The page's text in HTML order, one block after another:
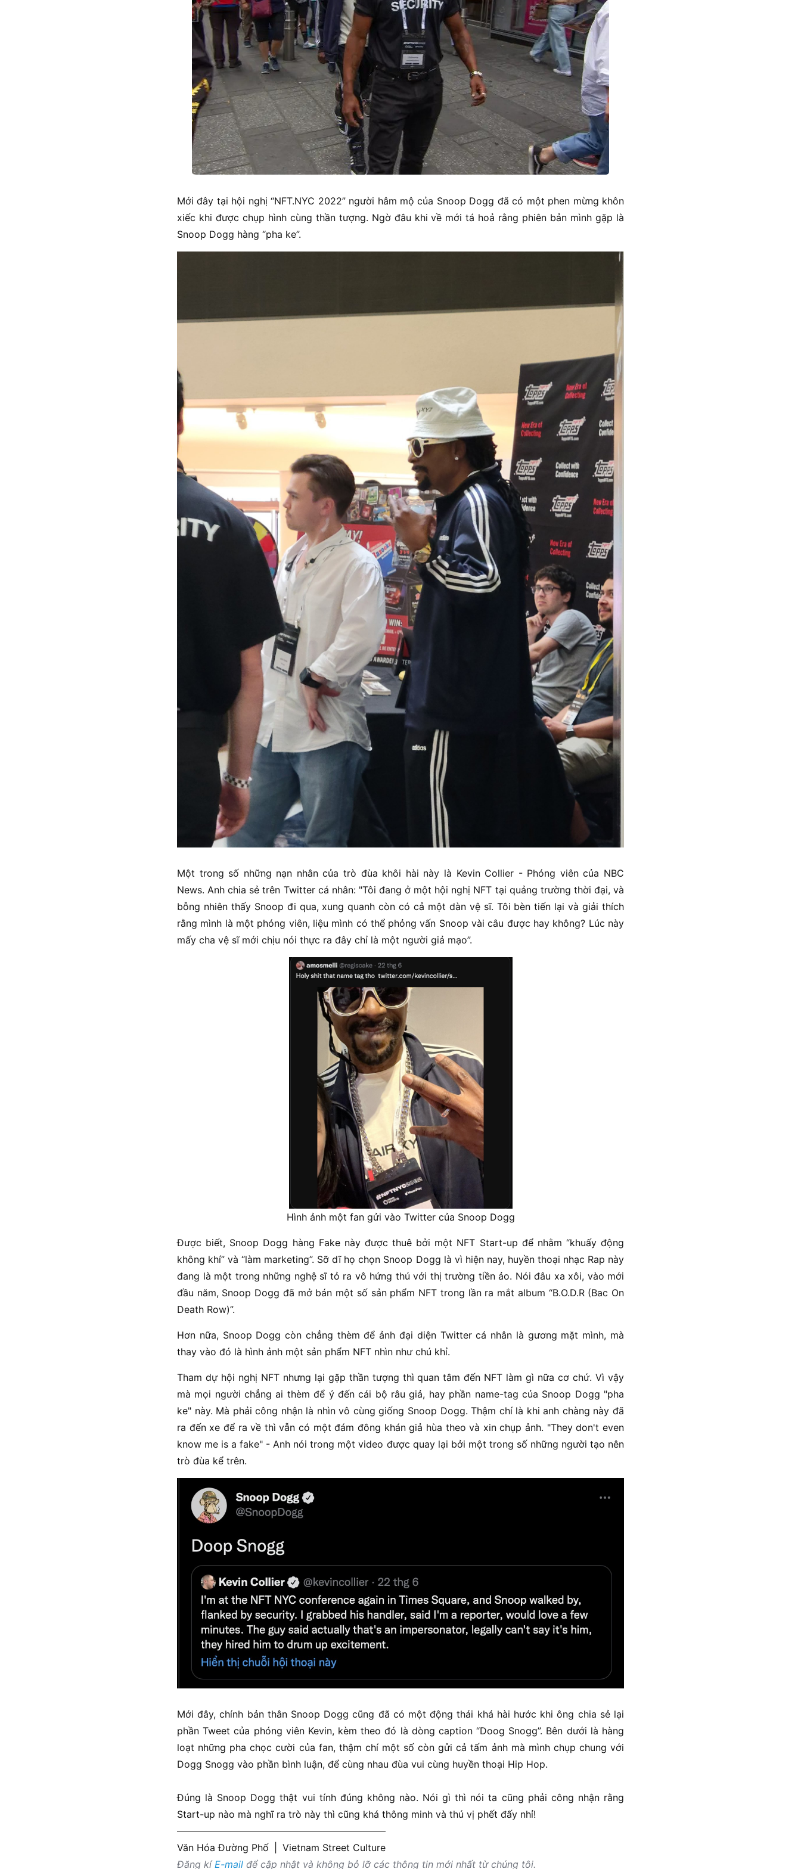
Mới đây tại hội nghị “NFT.NYC 2022” người hâm mộ của Snoop Dogg đã có một phen mừng khôn
xiếc khi được chụp hình cùng thần tượng. Ngờ đâu khi về mới tá hoả rằng phiên bản mình gặp là
Snoop Dogg hàng “pha ke”.
Một trong số những nạn nhân của trò đùa khôi hài này là Kevin Collier - Phóng viên của NBC
News. Anh chia sẻ trên Twitter cá nhân: "Tôi đang ở một hội nghị NFT tại quảng trường thời đại, và
bỗng nhiên thấy Snoop đi qua, xung quanh còn có cả một dàn vệ sĩ. Tôi bèn tiến lại và giải thích
rằng mình là một phóng viên, liệu mình có thể phỏng vấn Snoop vài câu được hay không? Lúc này
mấy cha vệ sĩ mới chịu nói thực ra đây chỉ là một người giả mạo”.
Hình ảnh một fan gửi vào Twitter của Snoop Dogg
Được biết, Snoop Dogg hàng Fake này được thuê bởi một NFT Start-up để nhằm “khuấy động
không khí” và “làm marketing”. Sỡ dĩ họ chọn Snoop Dogg là vì hiện nay, huyền thoại nhạc Rap này
đang là một trong những nghệ sĩ tỏ ra vô hứng thú với thị trường tiền ảo. Nói đâu xa xôi, vào mới
đầu năm, Snoop Dogg đã mở bán một số sản phẩm NFT trong lần ra mắt album “B.O.D.R (Bac On
Death Row)”.
Hơn nữa, Snoop Dogg còn chẳng thèm để ảnh đại diện Twitter cá nhân là gương mặt mình, mà
thay vào đó là hình ảnh một sản phẩm NFT nhìn như chú khỉ.
Tham dự hội nghị NFT nhưng lại gặp thần tượng thì quan tâm đến NFT làm gì nữa cơ chứ. Vì vậy
mà mọi người chẳng ai thèm để ý đến cái bộ râu giả, hay phần name-tag của Snoop Dogg "pha
ke" này. Mà phải công nhận là nhìn vô cùng giống Snoop Dogg. Thậm chí là khi anh chàng này đã
ra đến xe để ra về thì vẫn có một đám đông khán giả hùa theo và xin chụp ảnh. "They don't even
know me is a fake" - Anh nói trong một video được quay lại bởi một trong số những người tạo nên
trò đùa kể trên.
Mới đây, chính bản thân Snoop Dogg cũng đã có một động thái khá hài hước khi ông chia sẻ lại
phần Tweet của phóng viên Kevin, kèm theo đó là dòng caption “Doog Snogg”. Bên dưới là hàng
loạt những pha chọc cười của fan, thậm chí một số còn gửi cả tấm ảnh mà mình chụp chung với
Dogg Snogg vào phần bình luận, để cùng nhau đùa vui cùng huyền thoại Hip Hop.
Đúng là Snoop Dogg thật vui tính đúng không nào. Nói gì thì nói ta cũng phải công nhận rằng
Start-up nào mà nghĩ ra trò này thì cũng khá thông minh và thú vị phết đấy nhỉ!
Văn Hóa Đường Phố
Vietnam Street Culture
Đăng kíE-mail để cập nhật và không bỏ lỡ các thông tin mới nhất từ chúng tôi.